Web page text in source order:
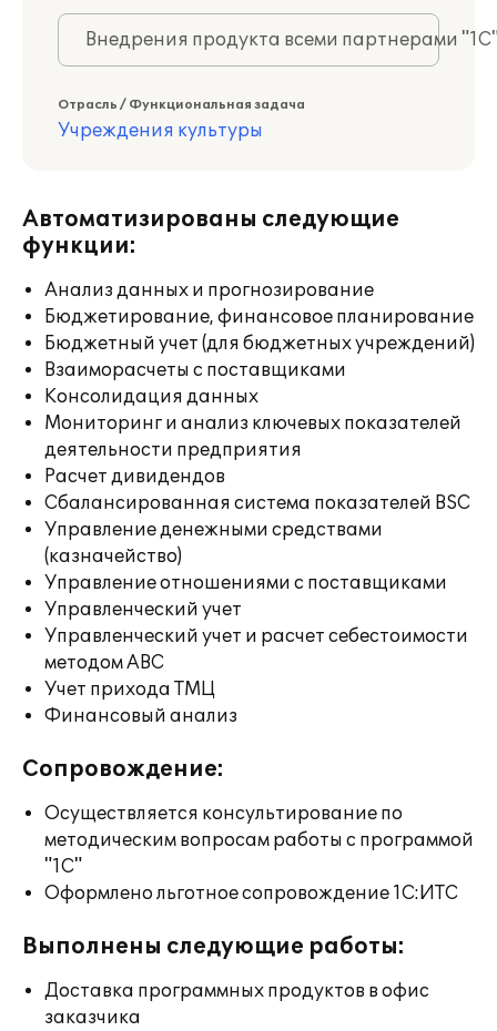
Внедрения продукта всеми партнерами
Отрасль / Функциональная задача
Учреждения культуры
Автоматизированы следующие
функции:
Анализ данных и прогнозирование
Бюджетирование, финансовое планирование
Бюджетный учет (для бюджетных учреждений)
Взаиморасчеты с поставщиками
Консолидация данных
Мониторинг и анализ ключевых показателей
деятельности предприятия
Расчет дивидендов
Сбалансированная система показателей BSC
Управление денежными средствами
(казначейство)
Управление отношениями с поставщиками
Управленческий учет
Управленческий учет и расчет себестоимости
методом ABC
Учет прихода ТМЦ
Финансовый анализ
Сопровождение:
Осуществляется консультирование по
методическим вопросам работы с программой
"1С"
Оформлено льготное сопровождение 1С:ИТС
Выполнены следующие работы:
Доставка программных продуктов в офис
заказчика